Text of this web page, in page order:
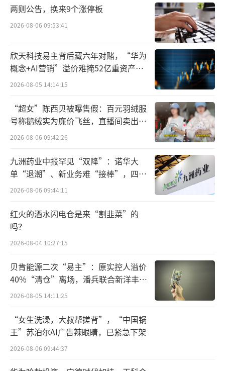
制人同为金华国资委，国资合计持股比例为13.
35%。
待小贝大美控股100%股权完成司法划转等
程序后，贝因美将正式易主。
本次重整早有铺垫。2023年末，贝因美控
股股东贝因美集团发生流动性危机，1.32亿元
财产被法院保全；去年5月，贝因美集团更名为
小贝大美控股，并将注册地由杭州迁至金华，
客观上为后续引入当地国资开展重整创造区位
条件。
债务，且缺乏清偿能力但具备重整价值，遂向
金华中院提交预重整申请。
彼时，小贝大美控股持有贝因美1.33亿
股。其中1.31亿股被质押、司法冻结，占所持
公司股份总数的98.85%。
2026年1月，上述预重整方案获债权人大会
表决通过，随后启动遴选重整投资人，并确定
金华臻合为重整唯一投资方。
两则公告，换来9个涨停板
2026-08-06 09:53:41
欣天科技易主背后藏六年对赌，“华为
概念+AI营销”溢价难掩52亿重资产考
验
2026-08-05 14:14:15
“超女”陈西贝被曝售假：百元羽绒服
号称鹅绒实为廉价飞丝，直播间卖出超
百万元
2026-08-06 09:42:26
九洲药业中报罕见“双降”：诺华大
单“退潮”、新业务难“接棒”，四大
难关待闯
2026-08-06 09:44:11
红火的酒水闪电仓是来“割韭菜”的
吗？
2026-08-04 10:27:15
贝肯能源二次“易主”：原实控人溢价
40%“清仓”离场，潘兵联合新洋丰、
宏科百世拟入主
2026-08-05 14:11:25
“女生洗澡，大叔帮搓背”，“中国锅
王”苏泊尔AI广告辣眼睛，已紧急下架
2026-08-06 09:44:37